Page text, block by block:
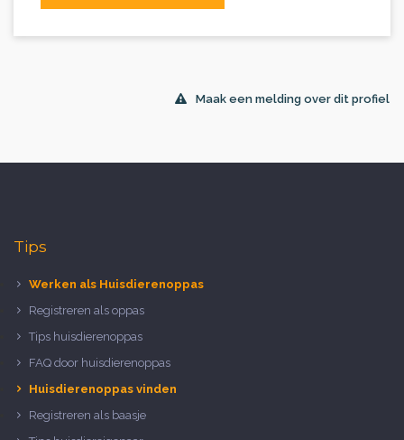
Maak een melding over dit profiel
Tips
Werken als Huisdierenoppas
Registreren als oppas
Tips huisdierenoppas
FAQ door huisdierenoppas
Huisdierenoppas vinden
Registreren als baasje